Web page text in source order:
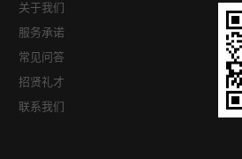
关于我们
服务承诺
常见问答
招贤礼才
联系我们